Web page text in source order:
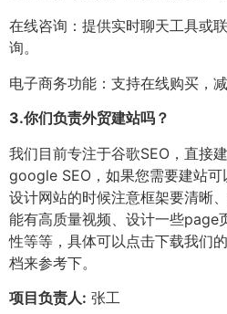
在线咨询：提供实时聊天工具或
询。
电子商务功能：支持在线购买，减
3.你们负责外贸建站吗？
我们目前专注于谷歌SEO，直接
google SEO，如果您需要建站可
设计网站的时候注意框架要清晰
能有高质量视频、设计一些page
性等等，具体可以点击下载我们
档来参考下。
项目负责人: 张工